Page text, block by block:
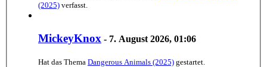
(2025) verfasst.
MickeyKnox - 7. August 2026, 01:06
Hat das Thema Dangerous Animals (2025) gestartet.